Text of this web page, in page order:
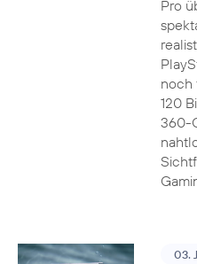
Pro
noch
120
360-
03.